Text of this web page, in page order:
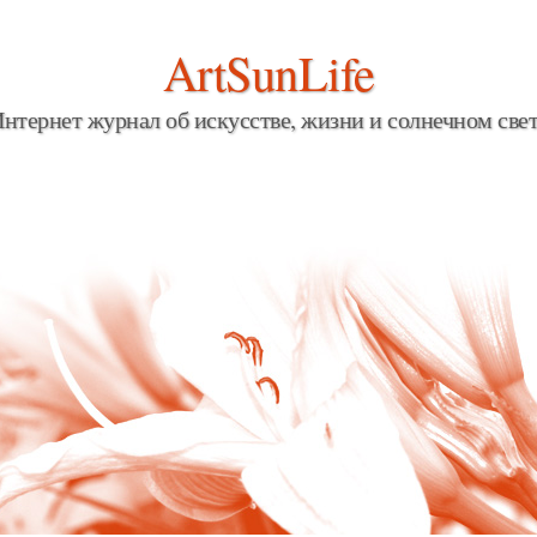
ArtSunLife
журнал об искусстве, жизни и солнечном